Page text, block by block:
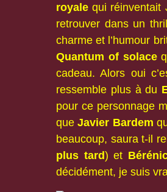
royale qui réinventait
retrouver dans un
charme et l’humour
Quantum of solace
cadeau. Alors oui
ressemble plus à du
pour ce personnage
queJavier Bardem
beaucoup, saura t-il
plus tard) et
décidément, je suis